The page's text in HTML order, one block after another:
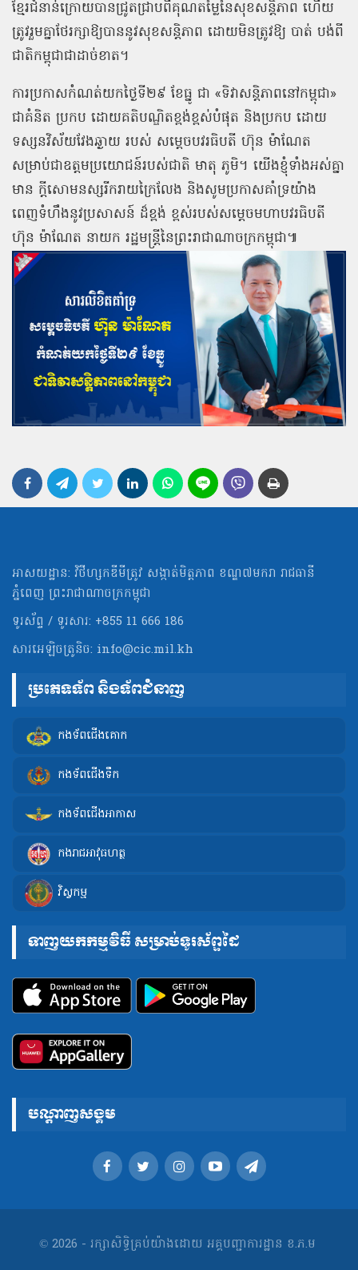
ខ្មែរជំនាន់ក្រោយបានជ្រូតជ្រាបពីគុណតម្លៃនៃសុខសន្តិភាព ហើយ
ត្រូវរួមគ្នាថែរក្សាឱ្យបាននូវសុខសន្តិភាព ដោយមិនត្រូវឱ្យ បាត់ បង់ពី
ជាតិកម្ពុជាជាដាច់ខាត។
ការប្រកាសកំណត់យកថ្ងៃទី២៩ ខែធ្នូ ជា «ទិវាសន្តិភាពនៅកម្ពុជា»
ជាគំនិត ប្រកប ដោយគតិបណ្ឌិតខ្ពង់ខ្ពស់បំផុត និងប្រកប ដោយ
ទស្សនវិស័យវែងឆ្ងាយ របស់ សម្តេចបវរធិបតី ហ៊ុន ម៉ាណែត
សម្រាប់ជាឧត្តមប្រយោជន៍របស់ជាតិ មាតុ ភូមិ។ យើងខ្ញុំទាំងអស់គ្នា
មាន ក្តីសោមនស្សរីករាយក្រៃលែង និងសូមប្រកាសគាំទ្រយ៉ាង
ពេញទំហឹងនូវប្រសាសន៍ ដ៏ខ្ពង់ ខ្ពស់របស់សម្តេចមហាបវរធិបតី
ហ៊ុន ម៉ាណែត នាយក រដ្ឋមន្ត្រីនៃព្រះរាជាណាចក្រកម្ពុជា៕
អាសយដ្ឋាន: វិថីហ្សកឌីមីត្រូវ សង្កាត់មិត្ដភាព ខណ្ឌ៧មករា រាជធានី
ភ្នំពេញ ព្រះរាជាណាចក្រកម្ពុជា
ទូរស័ព្ទ / ទូរសារ: +855 11 666 186
សារអេឡិចត្រូនិច: info@cic.mil.kh
ប្រភេទទ័ព និងទ័ពជំនាញ
កងទ័ពជើងគោក
កងទ័ពជើងទឹក
កងទ័ពជើងអាកាស
កងរាជអាវុធហត្ថ
វិស្វកម្ម
ទាញយកកម្មវិធី សម្រាប់ទូរស័ព្ទដៃ
បណ្តាញសង្គម
© 2026 - រក្សាសិទ្ធិគ្រប់យ៉ាងដោយ អគ្គបញ្ជាការដ្ឋាន ខ.ភ.ម